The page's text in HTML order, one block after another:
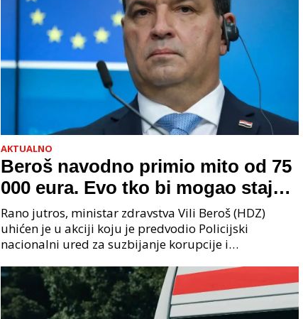
AKTUALNO
Beroš navodno primio mito od 75
000 eura. Evo tko bi mogao stajati
na čelu zločinačkog udruženja
Rano jutros, ministar zdravstva Vili Beroš (HDZ)
uhićen je u akciji koju je predvodio Policijski
nacionalni ured za suzbijanje korupcije i
priopćenju USKOK